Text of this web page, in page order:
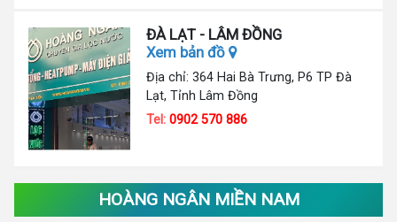
ĐÀ LẠT - LÂM ĐỒNG
Xem bản đồ
Địa chỉ: 364 Hai Bà Trưng, P6 TP Đà
Lạt, Tỉnh Lâm Đồng
Tel:0902 570 886
HOÀNG NGÂN MIỀN NAM